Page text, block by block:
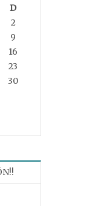
D
2
9
16
23
30